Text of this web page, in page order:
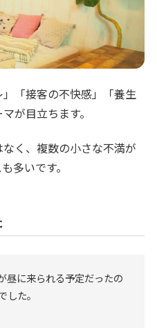
「接客の不快感」「養生
が目立ちます。
く、複数の小さな不満が
多いです。
昼に来られる予定だったの
した。